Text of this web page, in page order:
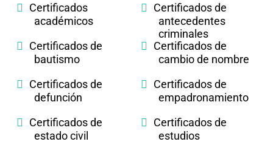
Certificados
académicos
Certificados de
antecedentes
criminales
Certificados de
bautismo
Certificados de
cambio de nombre
Certificados de
defunción
Certificados de
empadronamiento
Certificados de
estado civil
Certificados de
estudios